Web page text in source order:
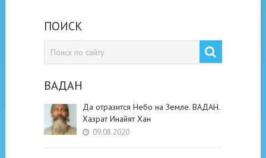
ПОИСК
ВАДАН
Да отразится Небо на Земле. ВАДАН.
Хазрат Инайят Хан
09.08.2020